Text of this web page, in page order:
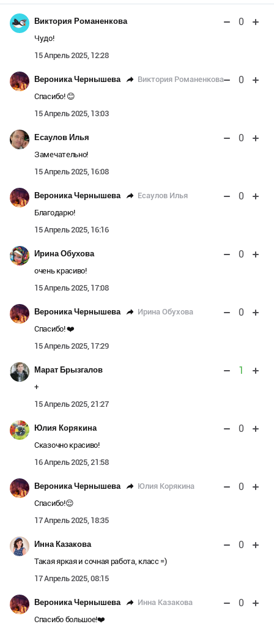
Виктория Романенкова 0
Чудо!
15 Апрель 2025, 12:28
Вероника Чернышева Виктория Романенкова 0
Спасибо! 😊
15 Апрель 2025, 13:03
Есаулов Илья 0
Замечательно!
15 Апрель 2025, 16:08
Вероника Чернышева Есаулов Илья 0
Благодарю!
15 Апрель 2025, 16:16
Ирина Обухова 0
очень красиво!
15 Апрель 2025, 17:08
Вероника Чернышева Ирина Обухова 0
Спасибо! ❤️
15 Апрель 2025, 17:29
Марат Брызгалов 1
+
15 Апрель 2025, 21:27
Юлия Корякина 0
Сказочно красиво!
16 Апрель 2025, 21:58
Вероника Чернышева Юлия Корякина 0
Спасибо!😌
17 Апрель 2025, 18:35
Инна Казакова 0
Такая яркая и сочная работа, класс =)
17 Апрель 2025, 08:15
Вероника Чернышева Инна Казакова 0
Спасибо большое!❤️